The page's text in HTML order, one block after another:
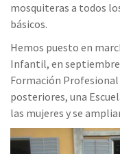
mosquiteras a todos
básicos.
Hemos puesto en
Infantil, en
Formación Profesional
posteriores, una
las mujeres y se